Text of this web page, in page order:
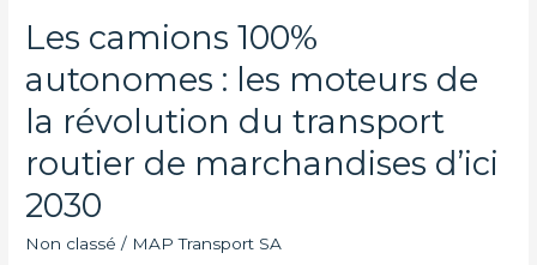
Les camions 100%
autonomes : les moteurs de
la révolution du transport
routier de marchandises d’ici
2030
Non classé / MAP Transport SA
Les
camions
100%
autonomes
les
de
la